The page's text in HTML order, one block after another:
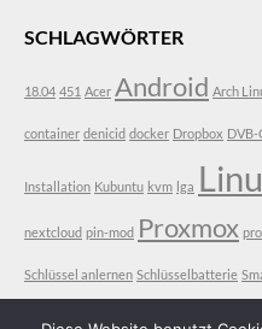
SCHLAGWÖRTER
18.04 451 Acer Android Arch
container denicid docker Dropbox DVB-
Installation Kubuntu kvm lga
nextcloud pin-mod Proxmox
Schlüssel anlernen Schlüsselbatterie